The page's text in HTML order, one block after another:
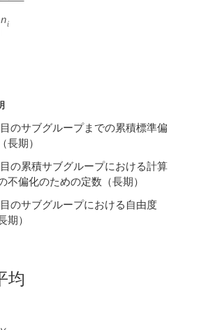
のサブグループまでの累積標準偏
長期）
の累積サブグループにおける計算
不偏化のための定数（長期）
のサブグループにおける自由度
期）
均